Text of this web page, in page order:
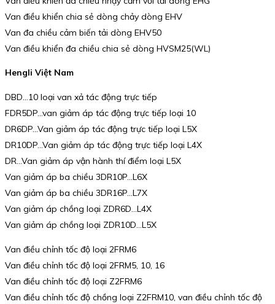
Van điều khiển chia sẻ dòng chảy dòng EHV
Van đa chiều cảm biến tải dòng EHV50
Van điều khiển đa chiều chia sẻ dòng HVSM25(WL)
Hengli Việt Nam
DBD…10 loại van xả tác động trực tiếp
FDR5DP…van giảm áp tác động trực tiếp loại 10
DR6DP…Van giảm áp tác động trực tiếp loại L5X
DR10DP…Van giảm áp tác động trực tiếp loại L4X
DR…Van giảm áp vận hành thí điểm loại L5X
Van giảm áp ba chiều 3DR10P…L6X
Van giảm áp ba chiều 3DR16P…L7X
Van giảm áp chồng loại ZDR6D…L4X
Van giảm áp chồng loại ZDR10D…L5X
Van điều chỉnh tốc độ loại 2FRM6
Van điều chỉnh tốc độ loại 2FRM5, 10, 16
Van điều chỉnh tốc độ loại Z2FRM6
Van điều chỉnh tốc độ chồng loại Z2FRM10, van điều chỉnh tốc độ